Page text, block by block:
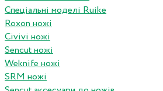
Спеціальні моделі Ruike
Roxon ножi
Civivi ножі
Sencut ножі
Weknife ножі
SRM ножі